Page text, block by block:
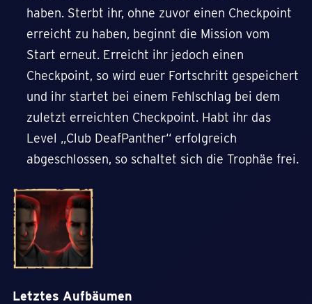
haben. Sterbt ihr, ohne zuvor einen Checkpoint
erreicht zu haben, beginnt die Mission vom
Start erneut. Erreicht ihr jedoch einen
Checkpoint, so wird euer Fortschritt gespeichert
und ihr startet bei einem Fehlschlag bei dem
zuletzt erreichten Checkpoint. Habt ihr das
Level „Club DeafPanther“ erfolgreich
abgeschlossen, so schaltet sich die Trophäe frei.
Letztes Aufbäumen